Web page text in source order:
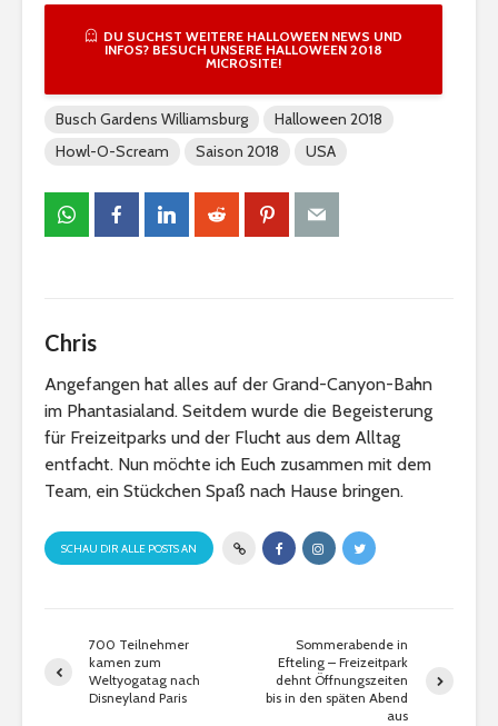
DU SUCHST WEITERE HALLOWEEN NEWS UND
INFOS? BESUCH UNSERE HALLOWEEN 2018
MICROSITE!
Busch Gardens Williamsburg
Halloween 2018
Howl-O-Scream
Saison 2018 USA
Chris
Angefangen hat alles auf der Grand-Canyon-Bahn
im Phantasialand. Seitdem wurde die Begeisterung
für Freizeitparks und der Flucht aus dem Alltag
entfacht. Nun möchte ich Euch zusammen mit dem
Team, ein Stückchen Spaß nach Hause bringen.
SCHAU DIR ALLE POSTS AN
700 Teilnehmer
kamen zum
Weltyogatag nach
Disneyland Paris
Sommerabende in
Efteling – Freizeitpark
dehnt Öffnungszeiten
bis in den späten Abend
aus